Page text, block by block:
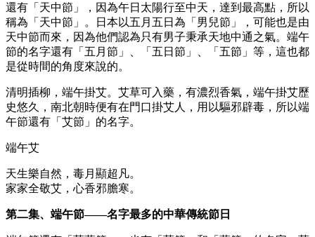
還有「天中節」，因為午日太陽行至中天，達到最高點，所以
稱為「天中節」。日本以五月五日為「男兒節」，可能也是由
天中節而來，因為他們認為只有男子秉承天地中通之氣。端午
節的名字還有「五月節」、「五日節」、「五節」等，這也都
是從時間的角度來說的。
清明插柳，端午掛艾。艾草可入藥，有濃烈香氣，端午掛艾歷
史悠久，南北朝時便有在門口掛艾人，用以驅邪辟毒，所以端
午節還有「艾節」的名字。
端午艾
天生樂自然，毒月顯超凡。
家家全敬艾，心香邪膽寒。
第二集、端午節——名字最多的中華傳統節日